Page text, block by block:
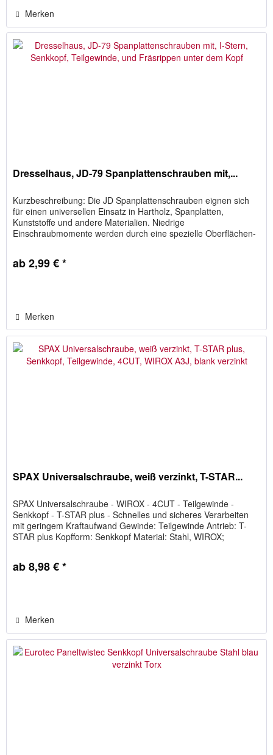
Merken
Dresselhaus, JD-79 Spanplattenschrauben mit,...
Kurzbeschreibung: Die JD Spanplattenschrauben eignen sich
für einen universellen Einsatz in Hartholz, Spanplatten,
Kunststoffe und andere Materialien. Niedrige
Einschraubmomente werden durch eine spezielle Oberflächen-
ab 2,99 € *
Merken
SPAX Universalschraube, weiß verzinkt, T-STAR...
SPAX Universalschraube - WIROX - 4CUT - Teilgewinde -
Senkkopf - T-STAR plus - Schnelles und sicheres Verarbeiten
mit geringem Kraftaufwand Gewinde: Teilgewinde Antrieb: T-
STAR plus Kopfform: Senkkopf Material: Stahl, WIROX;
ab 8,98 € *
Merken